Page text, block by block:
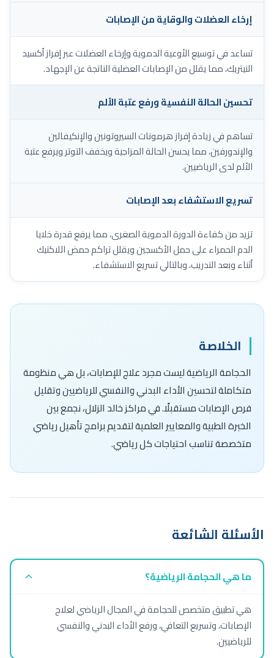
إرخاء العضلات والوقاية من الإصابات
تساعد في توسيع الأوعية الدموية وإرخاء العضلات عبر إفراز أكسيد
النيتريك، مما يقلل من الإصابات العضلية الناتجة عن الإجهاد.
تحسين الحالة النفسية ورفع عتبة الألم
تساهم في زيادة إفراز هرمونات السيروتونين والإنكيفالين
والإندورفين، مما يحسن الحالة المزاجية ويخفف التوتر ويرفع عتبة
الألم لدى الرياضيين.
تسريع الاستشفاء بعد الإصابات
تزيد من كفاءة الدورة الدموية الصغرى، مما يرفع قدرة خلايا
الدم الحمراء على حمل الأكسجين ويقلل تراكم حمض اللاكتيك
أثناء وبعد التدريب، وبالتالي تسريع الاستشفاء.
الخلاصة
الحجامة الرياضية ليست مجرد علاج للإصابات، بل هي منظومة
متكاملة لتحسين الأداء البدني والنفسي للرياضيين وتقليل
فرص الإصابات مستقبلًا. في مراكز خالد الزلال، نجمع بين
الخبرة الطبية والمعايير العلمية لتقديم برامج تأهيل رياضي
متخصصة تناسب احتياجات كل رياضي.
الأسئلة الشائعة
ما هي الحجامة الرياضية؟
هي تطبيق متخصص للحجامة في المجال الرياضي لعلاج
الإصابات، وتسريع التعافي، ورفع الأداء البدني والنفسي
للرياضيين.